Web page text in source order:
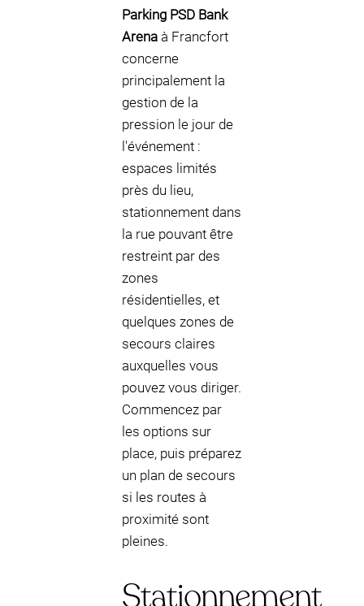
Parking PSD Bank
Arena à Francfort
concerne
principalement la
gestion de la
pression le jour de
l'événement :
espaces limités
près du lieu,
stationnement dans
la rue pouvant être
restreint par des
zones
résidentielles, et
quelques zones de
secours claires
auxquelles vous
pouvez vous diriger.
Commencez par
les options sur
place, puis préparez
un plan de secours
si les routes à
proximité sont
pleines.
Stationnement